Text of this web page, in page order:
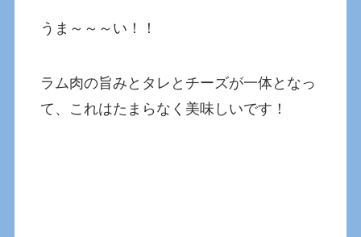
うま～～～い！！
ラム肉の旨みとタレとチーズが一体となっ
て、これはたまらなく美味しいです！